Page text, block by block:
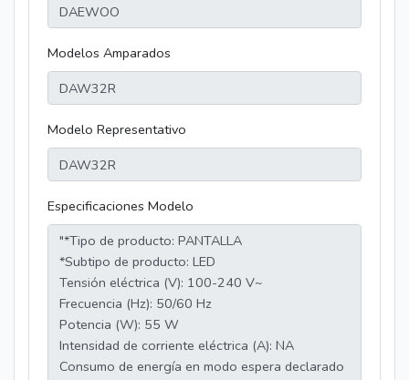
Modelos Amparados
Modelo Representativo
Especificaciones Modelo